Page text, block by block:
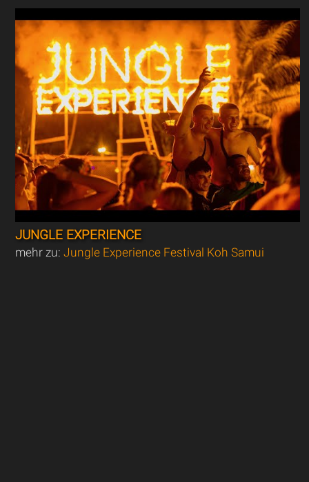
JUNGLE EXPERIENCE
mehr zu:Jungle Experience Festival Koh Samui